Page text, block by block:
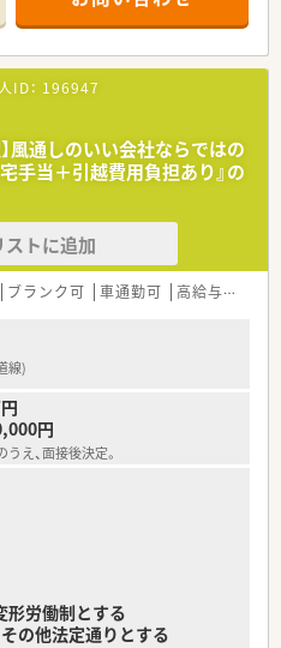
実績も多数ございます。
の相談が可能！
タイム出勤でもご復帰いただけま
場復帰の際には、
などを実施しております。
応援し、実績も多数あり！
剤報酬点数の算定要件、公費や保
関わる全てをレクチャ一いたしま
方にもオススメ♪
プ会社と合わせ著しい成長を遂げて
舗以上を展開しており、更に今後
なで育てる会社」とお考えで、
、風通しのよさには自信がありま
ておりますが、近隣の小児科からの
す。
め応援体制が整っています。
ID： 196947
風通しのいい会社ならではの
手当＋引越費用負担あり』の
ストに追加
ブランク可 車通勤可 高給与(600万円以上)
線)
円
え、面接後決定。
形労働制とする
の他法定通りとする